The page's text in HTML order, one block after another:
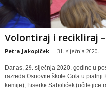
Volontiraj i recikliraj –
Petra Jakopiček - 31. siječnja 2020.
Danas, 29. siječnja 2020. godine u
razreda Osnovne škole Gola u pratnji
kemije), Biserke Sabolićek (učiteljice